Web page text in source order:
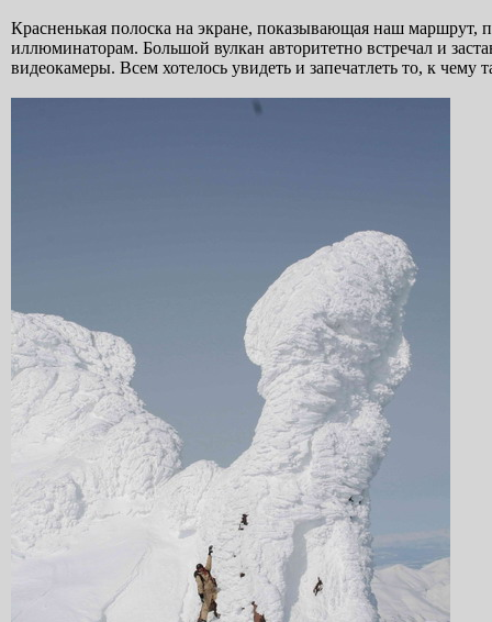
Красненькая полоска на экране, показывающая наш маршрут,
иллюминаторам. Большой вулкан авторитетно встречал и
видеокамеры. Всем хотелось увидеть и запечатлеть то, к чему